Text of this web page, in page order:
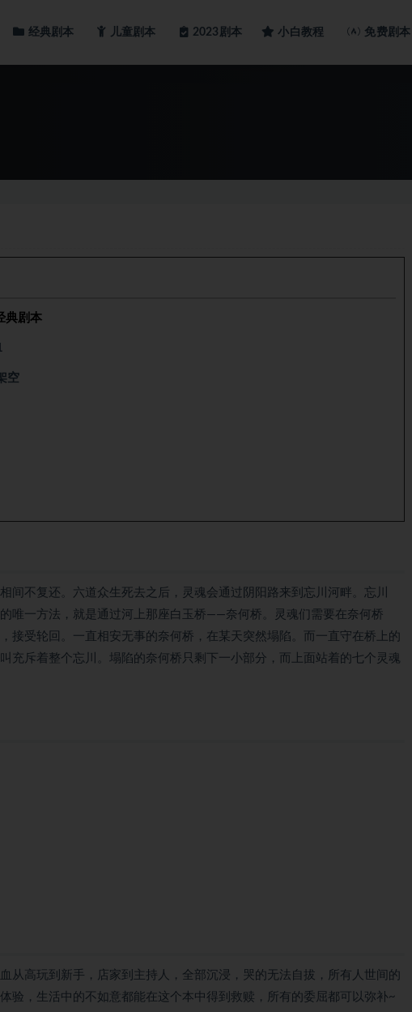
经典剧本 儿童剧本 2023剧本 小白教程 免费剧本
典剧本
空
间不复还。六道众生死去之后，灵魂会通过阴阳路来到忘川河畔。忘川
唯一方法，就是通过河上那座白玉桥——奈何桥。灵魂们需要在奈何桥
接受轮回。一直相安无事的奈何桥，在某天突然塌陷。而一直守在桥上的
充斥着整个忘川。塌陷的奈何桥只剩下一小部分，而上面站着的七个灵魂
从高玩到新手，店家到主持人，全部沉浸，哭的无法自拔，所有人世间的
验，生活中的不如意都能在这个本中得到救赎，所有的委屈都可以弥补~